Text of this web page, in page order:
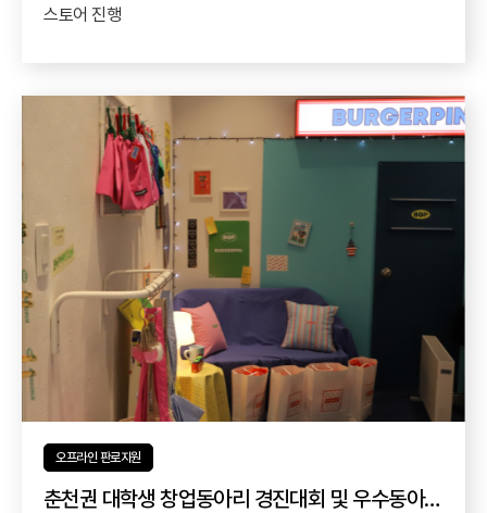
스토어 진행
오프라인 판로지원
춘천권 대학생 창업동아리 경진대회 및 우수동아리 지원